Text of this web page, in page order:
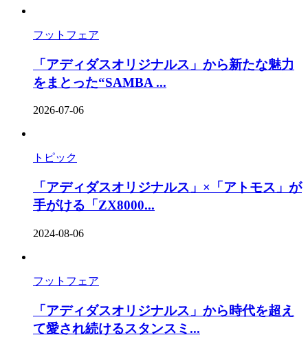
フットフェア
「アディダスオリジナルス」から新たな魅力
をまとった“SAMBA ...
2026-07-06
トピック
「アディダスオリジナルス」×「アトモス」が
手がける「ZX8000...
2024-08-06
フットフェア
「アディダスオリジナルス」から時代を超え
て愛され続けるスタンスミ...